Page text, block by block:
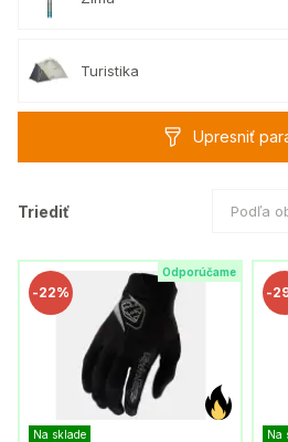
Turistika
Upresniť
Triediť Podľa
Odporúčame
-22%
Na sklade
-
Na